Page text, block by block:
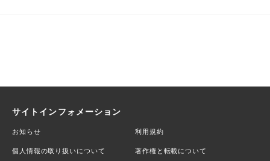
サイトインフォメーション
お知らせ 利用規約
個人情報の取り扱いについて 著作権と転載について